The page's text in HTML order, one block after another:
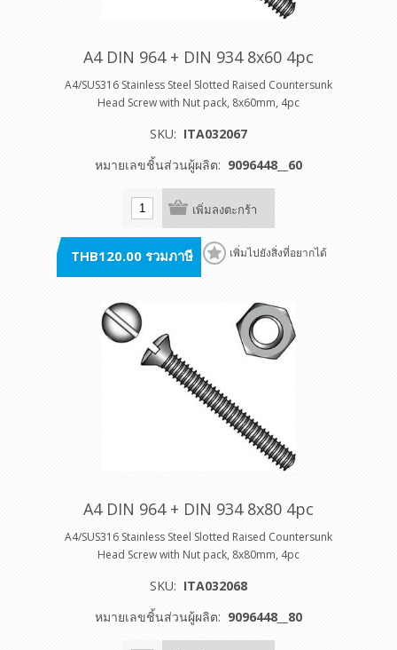
A4 DIN 964 + DIN 934 8x60 4pc
A4/SUS316 Stainless Steel Slotted Raised Countersunk
Head Screw with Nut pack, 8x60mm, 4pc
SKU: ITA032067
หมายเลขชิ้นส่วนผู้ผลิต: 9096448__60
เพิ่มลงตะกร้า
THB120.00 รวมภาษี เพิ่มไปยังสิ่งที่อยากได้
A4 DIN 964 + DIN 934 8x80 4pc
A4/SUS316 Stainless Steel Slotted Raised Countersunk
Head Screw with Nut pack, 8x80mm, 4pc
SKU: ITA032068
หมายเลขชิ้นส่วนผู้ผลิต: 9096448__80